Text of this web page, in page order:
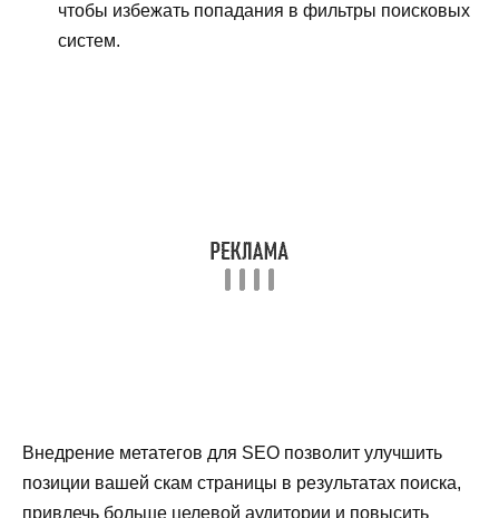
чтобы избежать попадания в фильтры поисковых
систем.
Внедрение метатегов для SEO позволит улучшить
позиции вашей скам страницы в результатах поиска,
привлечь больше целевой аудитории и повысить